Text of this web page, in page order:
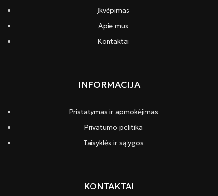
Įkvėpimas
Apie mus
Kontaktai
INFORMACIJA
Pristatymas ir apmokėjimas
Privatumo politika
Taisyklės ir sąlygos
KONTAKTAI